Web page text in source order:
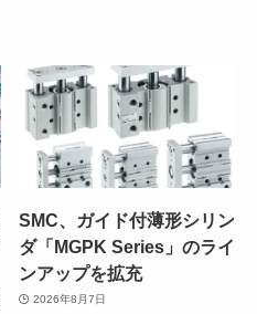
SMC、ガイド付薄形シリン
ダ「MGPK Series」のライ
ンアップを拡充
2026年8月7日